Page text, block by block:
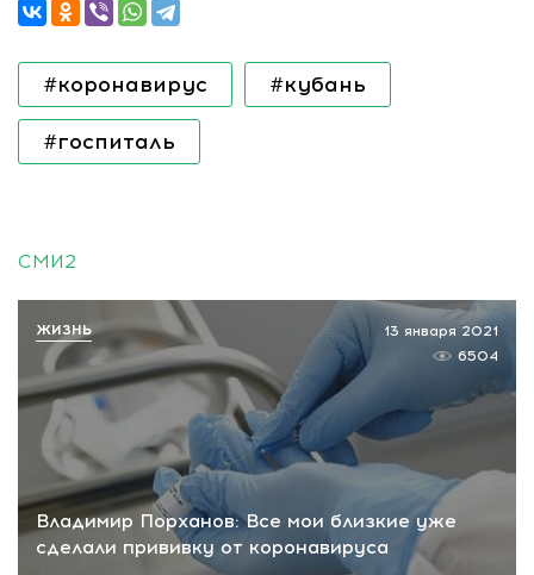
#коронавирус #кубань
#госпиталь
СМИ2
Владимир Порханов: Все мои близкие уже
сделали прививку от коронавируса
13 января 2021
6504
ЖИЗНЬ